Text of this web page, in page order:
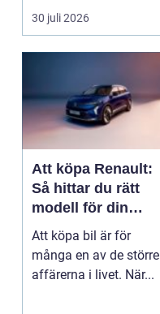
mat och hälsa ti...
30 juli 2026
Att köpa Renault:
Så hittar du rätt
modell för din
vardag
Att köpa bil är för
många en av de större
affärerna i livet. När...